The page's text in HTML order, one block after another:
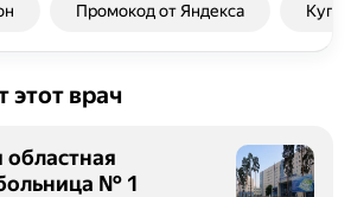
Промокод от Яндекса
этот врач
областная
№ 1